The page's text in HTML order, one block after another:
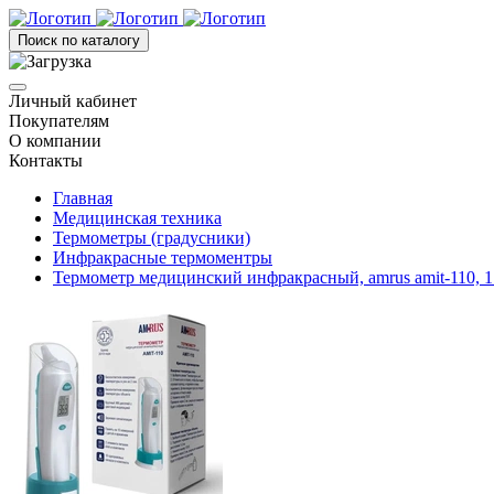
Поиск по каталогу
Личный кабинет
Покупателям
О компании
Контакты
Главная
Медицинская техника
Термометры (градусники)
Инфракрасные термоментры
Термометр медицинский инфракрасный, amrus amit-110,